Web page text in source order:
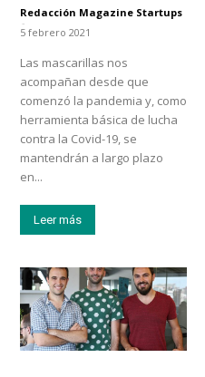
Redacción Magazine Startups
-
5 febrero 2021
Las mascarillas nos
acompañan desde que
comenzó la pandemia y, como
herramienta básica de lucha
contra la Covid-19, se
mantendrán a largo plazo
en...
Leer más